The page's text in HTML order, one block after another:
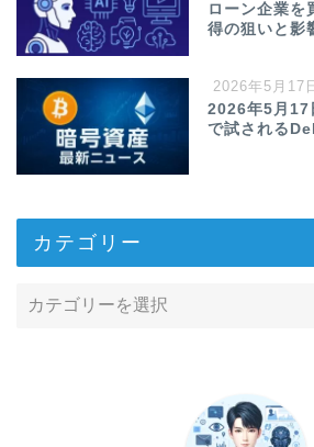
ローン企業
得の狙いと影
2026年5月17
2026年5月17
で試される
カテゴリー